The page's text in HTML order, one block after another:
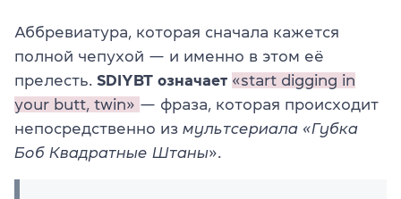
Аббревиатура, которая сначала кажется
полной чепухой — и именно в этом её
прелесть. SDIYBT означает «start digging in
your butt, twin» — фраза, которая происходит
непосредственно из мультсериала «Губка
Боб Квадратные Штаны».